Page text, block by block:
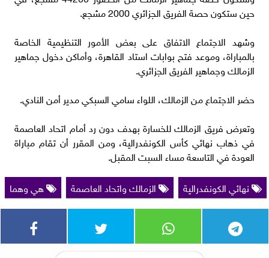
حين ستكون حصة الفريق الجزائري 2000 مشجع.
وشهد الاجتماع الاتفاق على بعض الأمور التنظيمية الخاصة
بالمباراة، وموعد فتح بوابات استاد القاهرة، وأماكن دخول جماهير
الزمالك وجماهير الفريق الجزائري.
حضر الاجتماع من الزمالك، اللواء سامي السبكي مدير أمن النادي.
وتعرض فريق الزمالك للخسارة بهدف دون رد أمام اتحاد العاصمة
في ذهاب نهائي كأس الكونفدرالية، ومن المقرر أن تقام مباراة
العودة في التاسعة مساء السبت المقبل.
نهائي الكونفدرالية
الزمالك واتحاد العاصمة هي وهما